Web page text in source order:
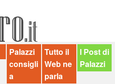
Palazzi
consigli
a
Tutto il
Web ne
parla
I Post di
Palazzi